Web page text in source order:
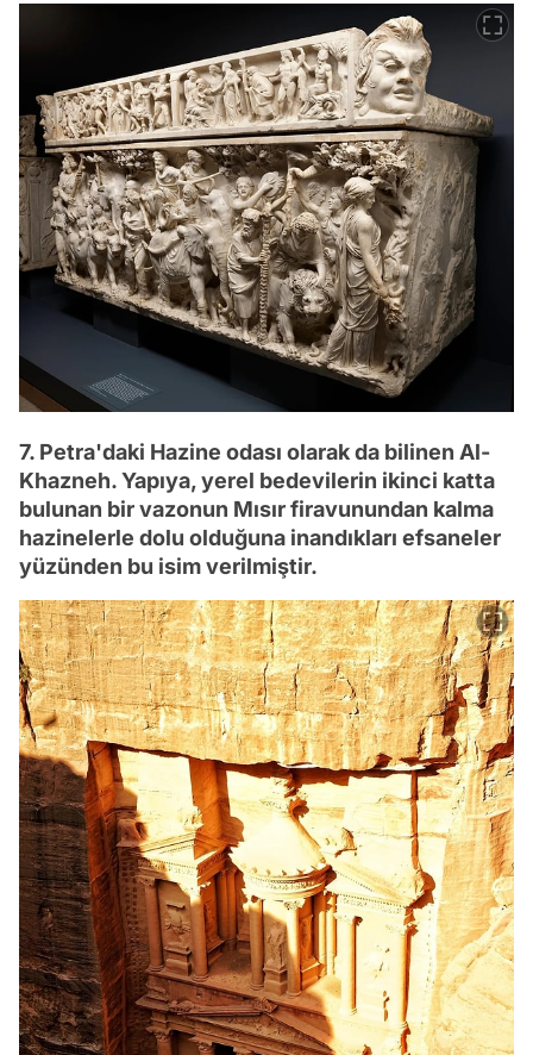
7. Petra'daki Hazine odası olarak da bilinen Al-
Khazneh. Yapıya, yerel bedevilerin ikinci katta
bulunan bir vazonun Mısır firavunundan kalma
hazinelerle dolu olduğuna inandıkları efsaneler
yüzünden bu isim verilmiştir.